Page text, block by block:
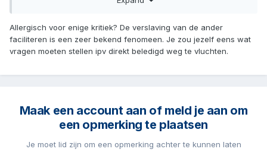
zoon is gestopt met alkohol.
Ik zou zogezegd de verslaving zelf in stand houden. Ik hoop
dat het voor jullie allemaal tot een succes mag leiden
Mij hoor je niet meer.
Allergisch voor enige kritiek? De verslaving van de ander
faciliteren is een zeer bekend fenomeen. Je zou jezelf eens wat
vragen moeten stellen ipv direkt beledigd weg te vluchten.
Maak een account aan of meld je aan om
een opmerking te plaatsen
Je moet lid zijn om een opmerking achter te kunnen laten